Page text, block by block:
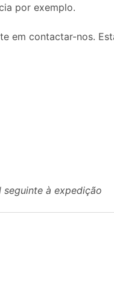
por exemplo.
em contactar-nos.
à expedição